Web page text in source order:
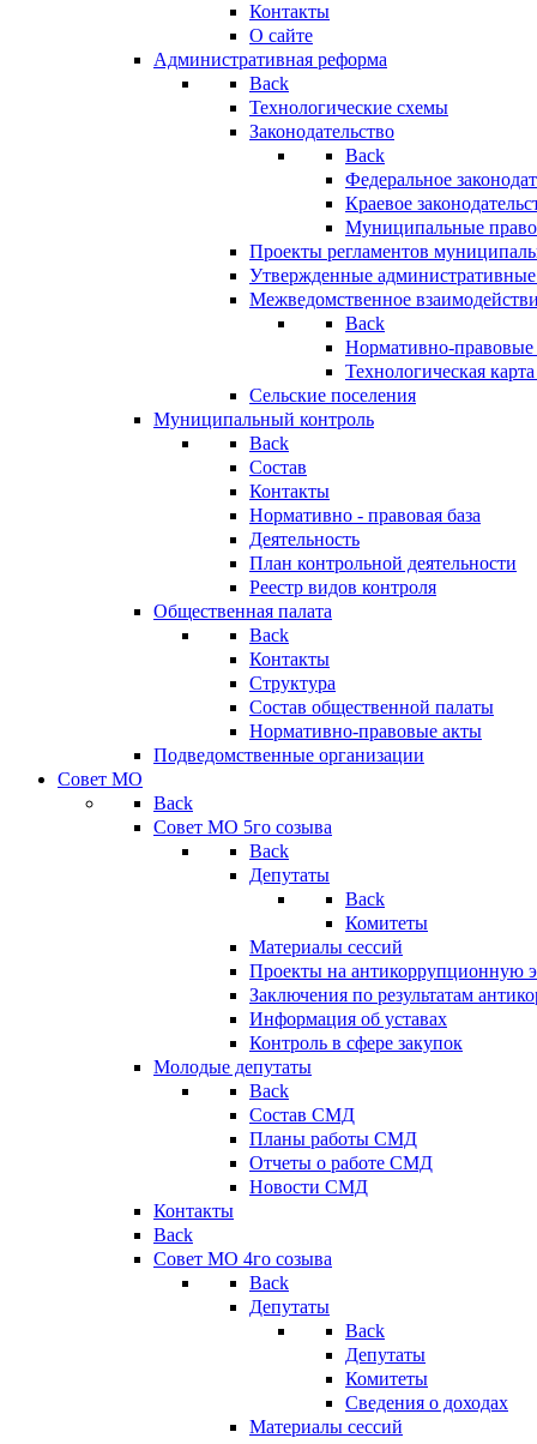
Контакты
О сайте
Административная реформа
Back
Технологические схемы
Законодательство
Back
Федеральное
Краевое
Муниципальные
Проекты регламентов
Утвержденные
Межведомственное
Back
Нормативно-правовые
Технологическая
Сельские поселения
Муниципальный контроль
Back
Состав
Контакты
Нормативно - правовая база
Деятельность
План контрольной деятельности
Реестр видов контроля
Общественная палата
Back
Контакты
Структура
Состав общественной палаты
Нормативно-правовые акты
Подведомственные организации
Совет МО
Back
Совет МО 5го созыва
Back
Депутаты
Back
Комитеты
Материалы сессий
Проекты на антикоррупционную
Заключения по результатам
Информация об уставах
Контроль в сфере закупок
Молодые депутаты
Back
Состав СМД
Планы работы СМД
Отчеты о работе СМД
Новости СМД
Контакты
Back
Совет МО 4го созыва
Back
Депутаты
Back
Депутаты
Комитеты
Сведения о доходах
Материалы сессий